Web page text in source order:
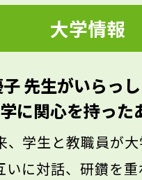
りするものです。ま
は生活リズムが深く
や料理をする練習も
きっと将来のこころ
ます。
大学情報
先生がいらっ
に関心を持った
、学生と教職員が
いに対話、研鑽を